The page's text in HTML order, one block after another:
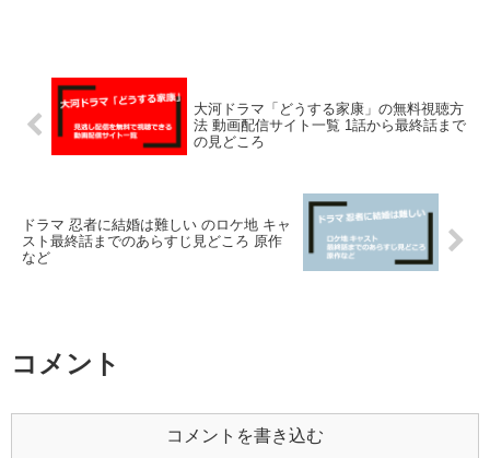
大河ドラマ「どうする家康」の無料視聴方
法 動画配信サイト一覧 1話から最終話まで
の見どころ
ドラマ 忍者に結婚は難しい のロケ地 キャ
スト最終話までのあらすじ見どころ 原作
など
コメント
コメントを書き込む